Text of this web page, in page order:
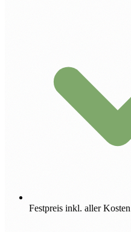
Festpreis inkl. aller Kosten